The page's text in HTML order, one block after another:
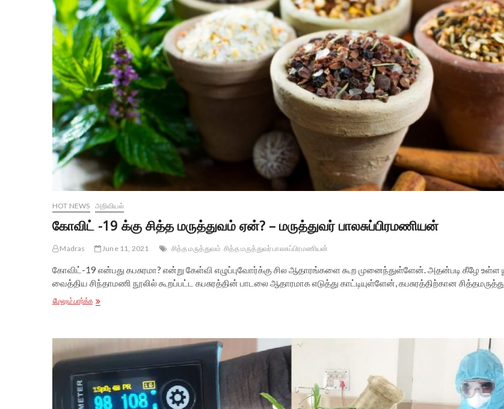
விளக்கம்
HOT NEWS அறிவியல்
கோவிட் -19 க்கு சித்த மருத்துவம் ஏன்? – மருத்துவர் பாலசுப்பிரமணியன்
Madras June 11, 2021 சித்த மருத்துவம் சித்த மருத்துவர் பாலசுப்பிரமணியன்
கோவிட்-19 என்பது கபசுரமா? என்று கேள்வி எழுப்புவோர்க்கு சில ஆதாரங்களை கூற முனைந்துள்ளேன். அதன்படி கீழே உள்ள
வைத்திய சிந்தாமணி நூலில் கூறப்பட்ட கபசுரத்தின் பாடலை ஆதாரமாக எடுத்து காட்டியுள்ளேன், கபசுரத்திற்கான
மேலும் பார்க்ககோவிட்
மருத்துவம்
ஏன்?
மருத்துவர்
பாலசுப்பிரமணியன்